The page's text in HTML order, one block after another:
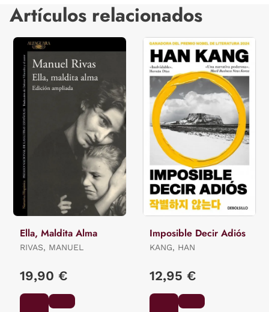
Artículos relacionados
Ella, Maldita Alma
RIVAS, MANUEL
19,90 €
Imposible Decir Adiós
KANG, HAN
12,95 €